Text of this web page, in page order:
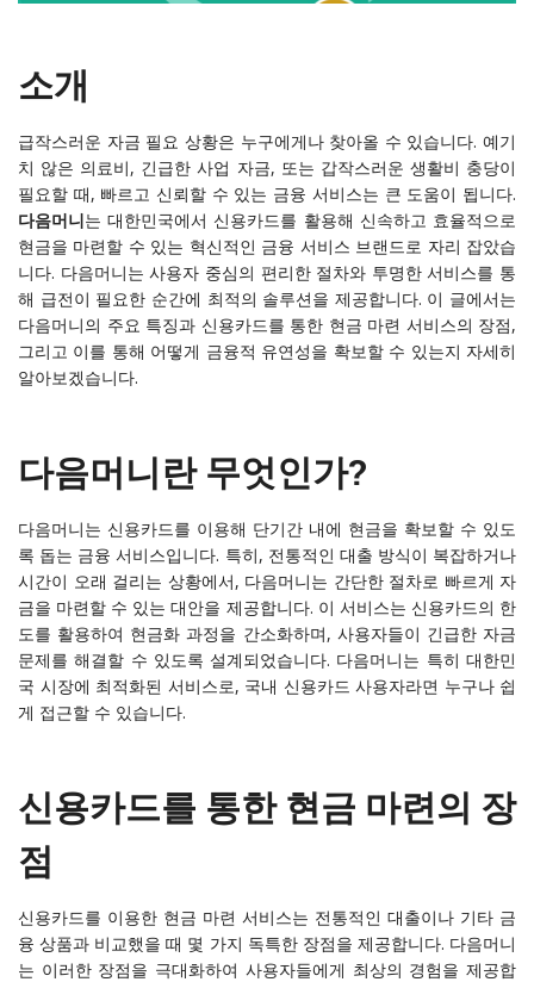
소개
급작스러운 자금 필요 상황은 누구에게나 찾아올 수 있습니다. 예기
치 않은 의료비, 긴급한 사업 자금, 또는 갑작스러운 생활비 충당이
필요할 때, 빠르고 신뢰할 수 있는 금융 서비스는 큰 도움이 됩니다.
다음머니는 대한민국에서 신용카드를 활용해 신속하고 효율적으로
현금을 마련할 수 있는 혁신적인 금융 서비스 브랜드로 자리 잡았습
니다. 다음머니는 사용자 중심의 편리한 절차와 투명한 서비스를 통
해 급전이 필요한 순간에 최적의 솔루션을 제공합니다. 이 글에서는
다음머니의 주요 특징과 신용카드를 통한 현금 마련 서비스의 장점,
그리고 이를 통해 어떻게 금융적 유연성을 확보할 수 있는지 자세히
알아보겠습니다.
다음머니란 무엇인가?
다음머니는 신용카드를 이용해 단기간 내에 현금을 확보할 수 있도
록 돕는 금융 서비스입니다. 특히, 전통적인 대출 방식이 복잡하거나
시간이 오래 걸리는 상황에서, 다음머니는 간단한 절차로 빠르게 자
금을 마련할 수 있는 대안을 제공합니다. 이 서비스는 신용카드의 한
도를 활용하여 현금화 과정을 간소화하며, 사용자들이 긴급한 자금
문제를 해결할 수 있도록 설계되었습니다. 다음머니는 특히 대한민
국 시장에 최적화된 서비스로, 국내 신용카드 사용자라면 누구나 쉽
게 접근할 수 있습니다.
신용카드를 통한 현금 마련의 장
점
신용카드를 이용한 현금 마련 서비스는 전통적인 대출이나 기타 금
융 상품과 비교했을 때 몇 가지 독특한 장점을 제공합니다. 다음머니
는 이러한 장점을 극대화하여 사용자들에게 최상의 경험을 제공합